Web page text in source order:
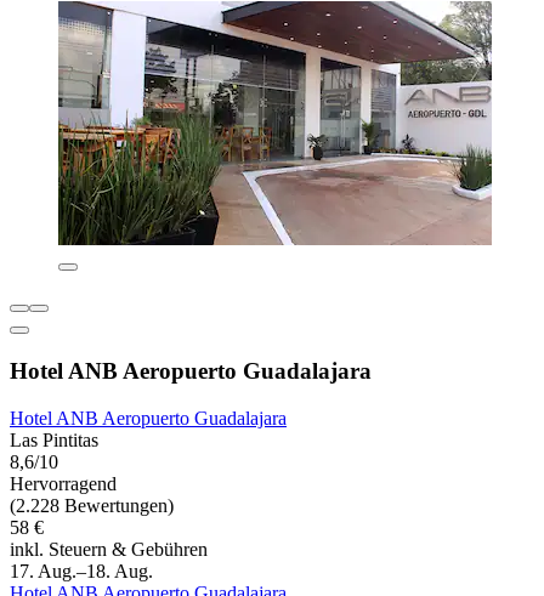
Hotel ANB Aeropuerto Guadalajara
Hotel ANB Aeropuerto Guadalajara
Las Pintitas
8,6/10
Hervorragend
(2.228 Bewertungen)
58 €
inkl. Steuern & Gebühren
17. Aug.–18. Aug.